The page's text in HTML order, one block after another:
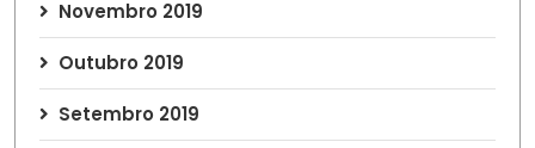
Novembro 2019
Outubro 2019
Setembro 2019